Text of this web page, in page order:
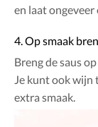
en laat ongeveer
4. Op smaak
Breng de saus
Je kunt ook wijn
extra smaak.